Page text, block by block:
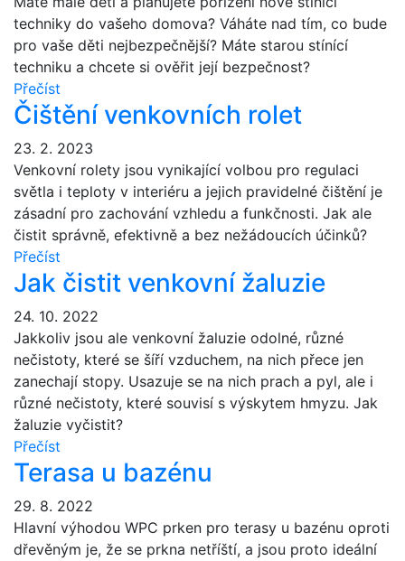
techniky do vašeho domova? Váháte nad tím, co bude
pro vaše děti nejbezpečnější? Máte starou stínící
techniku a chcete si ověřit její bezpečnost?
Přečíst
Čištění venkovních rolet
23. 2. 2023
Venkovní rolety jsou vynikající volbou pro regulaci
světla i teploty v interiéru a jejich pravidelné čištění je
zásadní pro zachování vzhledu a funkčnosti. Jak ale
čistit správně, efektivně a bez nežádoucích účinků?
Přečíst
Jak čistit venkovní žaluzie
24. 10. 2022
Jakkoliv jsou ale venkovní žaluzie odolné, různé
nečistoty, které se šíří vzduchem, na nich přece jen
zanechají stopy. Usazuje se na nich prach a pyl, ale i
různé nečistoty, které souvisí s výskytem hmyzu. Jak
žaluzie vyčistit?
Přečíst
Terasa u bazénu
29. 8. 2022
Hlavní výhodou WPC prken pro terasy u bazénu oproti
dřevěným je, že se prkna netříští, a jsou proto ideální